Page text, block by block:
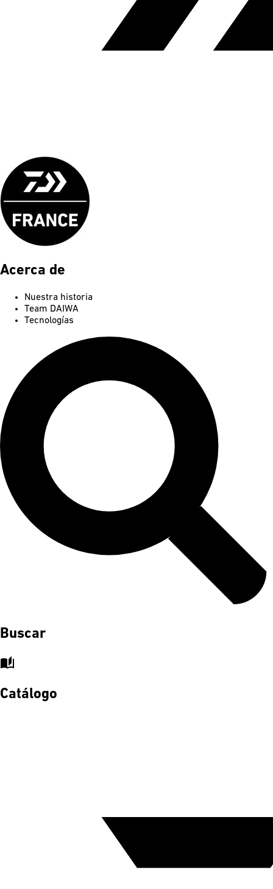
Acerca de
Nuestra historia
Team DAIWA
Tecnologías
Buscar
auto_stories
Catálogo